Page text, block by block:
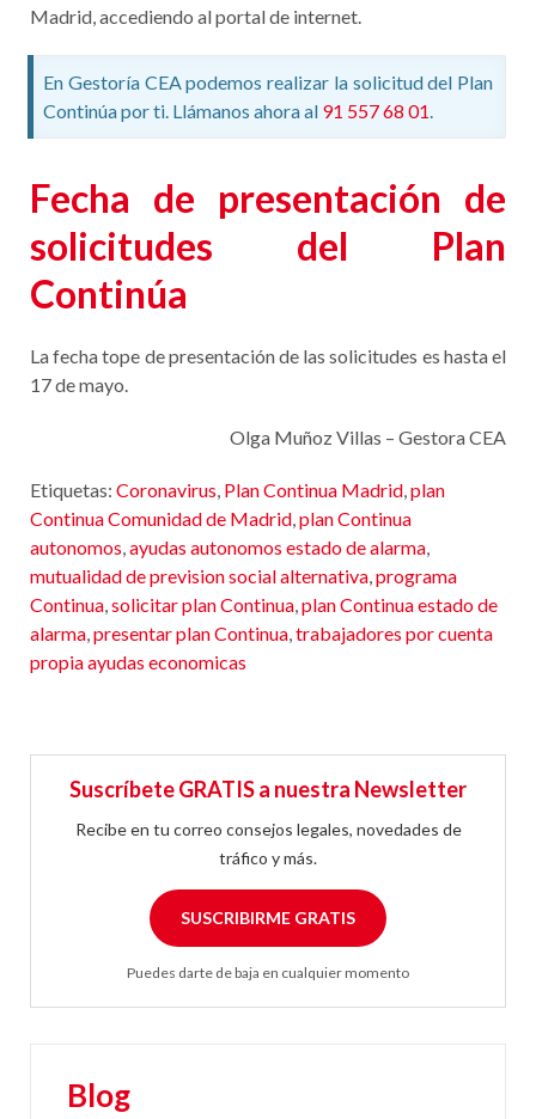
Madrid, accediendo al portal de internet.
En Gestoría CEA podemos realizar la solicitud del Plan
Continúa por ti. Llámanos ahora al 91 557 68 01.
Fecha de presentación de
solicitudes del Plan
Continúa
La fecha tope de presentación de las solicitudes es hasta el
17 de mayo.
Olga Muñoz Villas – Gestora CEA
Etiquetas: Coronavirus, Plan Continua Madrid,plan
Continua Comunidad de Madrid,plan Continua
autonomos,ayudas autonomos estado de alarma,
mutualidad de prevision social alternativa,programa
Continua,solicitar plan Continua,plan Continua estado de
alarma,presentar plan Continua,trabajadores por cuenta
propia ayudas economicas
Suscríbete GRATIS a nuestra Newsletter
Recibe en tu correo consejos legales, novedades de
tráfico y más.
SUSCRIBIRME GRATIS
Puedes darte de baja en cualquier momento
Blog